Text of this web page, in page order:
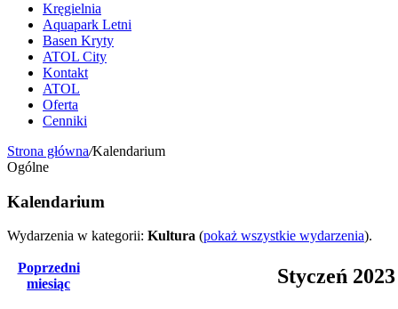
Kręgielnia
Aquapark Letni
Basen Kryty
ATOL City
Kontakt
ATOL
Oferta
Cenniki
Strona główna/Kalendarium
Ogólne
Kalendarium
Wydarzenia w kategorii: Kultura (pokaż wszystkie wydarzenia).
Poprzedni
miesiąc
Styczeń 2023